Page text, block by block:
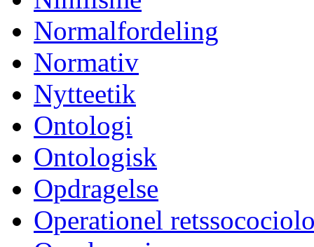
Normalfordeling
Normativ
Nytteetik
Ontologi
Ontologisk
Opdragelse
Operationel